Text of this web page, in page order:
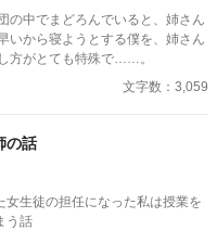
の中でまどろんでいると、姉さん
いから寝ようとする僕を、姉さん
方がとても特殊で……。
文字数：3,059
の話
生徒の担任になった私は授業を
う話